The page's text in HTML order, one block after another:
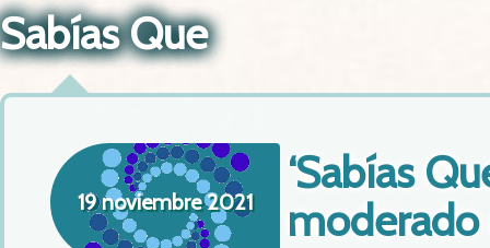
Sabías Que
19 noviembre 2021
‘Sabías